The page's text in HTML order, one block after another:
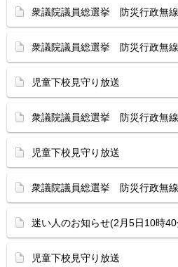
衆議院議員総選挙 防災行政無
衆議院議員総選挙 防災行政無
児童下校見守り放送
衆議院議員総選挙 防災行政無
児童下校見守り放送
衆議院議員総選挙 防災行政無
迷い人のお知らせ(2月5日10時
児童下校見守り放送